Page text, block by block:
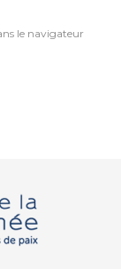
le navigateur